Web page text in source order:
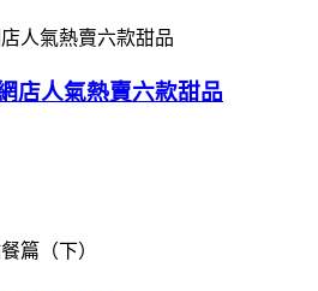
店人氣熱賣六款甜品